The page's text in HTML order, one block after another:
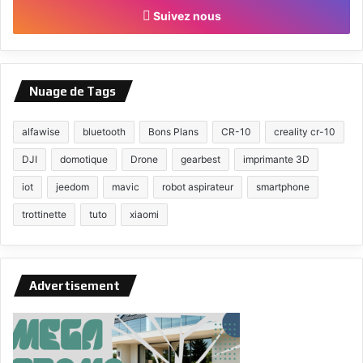
Suivez nous
Nuage de Tags
alfawise bluetooth Bons Plans CR-10 creality cr-10
DJI domotique Drone gearbest imprimante 3D
iot jeedom mavic robot aspirateur smartphone
trottinette tuto xiaomi
Advertisement